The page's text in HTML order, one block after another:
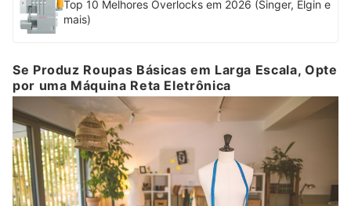
Top 10 Melhores Overlocks em 2026 (Singer, Elgin e
mais)
Se Produz Roupas Básicas em Larga Escala, Opte
por uma Máquina Reta Eletrônica